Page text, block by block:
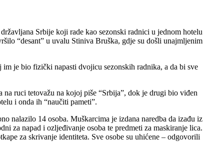
Srbije koji rade kao sezonski radnici u jednom hotelu
“desant” u uvalu Stiniva Bruška, gdje su došli unajmljenim
je bio fizički napasti dvojicu sezonskih radnika, a da bi sve
ruci tetovažu na kojoj piše “Srbija”, dok je drugi bio viđen
i onda ih “naučiti pameti”.
nalazilo 14 osoba. Muškarcima je izdana naredba da izađu iz
za napad i ozljeđivanje osoba te predmeti za maskiranje lica.
za skrivanje identiteta. Sve osobe su uhićene – odgovorili